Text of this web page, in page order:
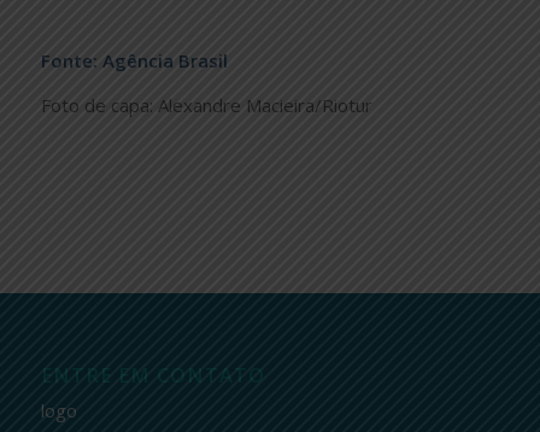
Fonte: Agência Brasil
Foto de capa: Alexandre Macieira/Riotur
ENTRE EM CONTATO
logo